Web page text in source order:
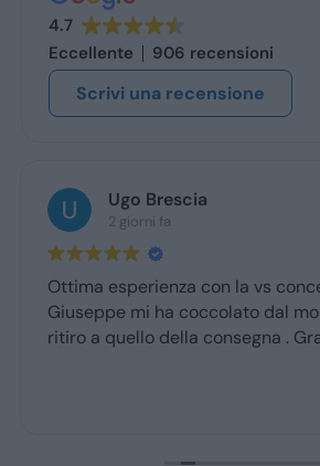
4.7
Eccellente
906 recensioni
Scrivi una recensione
Ugo Brescia
2 giorni fa
Ottima esperienza con la vs
Giuseppe mi ha coccolato dal
ritiro a quello della consegna .